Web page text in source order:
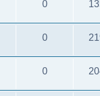
0
0
0